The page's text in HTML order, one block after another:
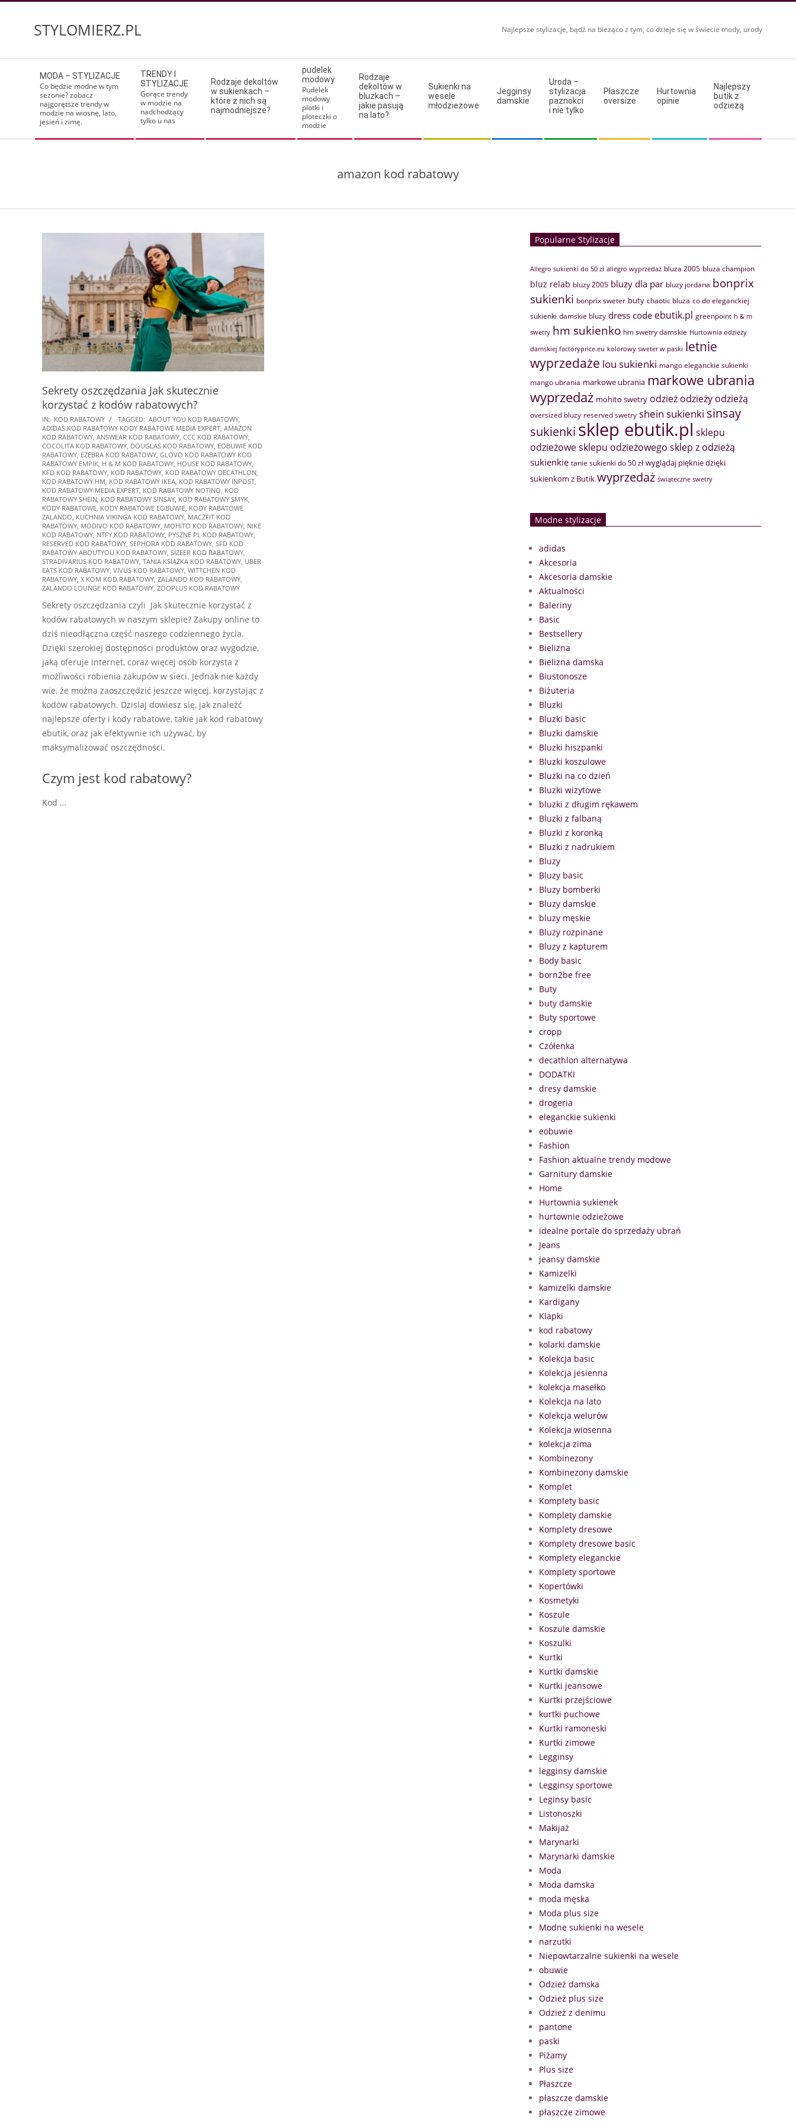
STYLOMIERZ.PL Najlepsze stylizacje, bądź na bieżąco z tym, co dzieje się w świecie mody, urody
Navigation
Menu
MODA – STYLIZACJE
Co będzie modne w tym
sezonie? zobacz
najgorętsze trendy w
modzie na wiosnę, lato,
jesień i zimę.
TRENDY I
STYLIZACJE
Gorące trendy
w modzie na
nadchodzący
tylko u nas
Rodzaje dekoltów
w sukienkach –
które z nich są
najmodniejsze?
pudelek
modowy
Pudelek
modowy
plotki i
ploteczki o
modzie
Rodzaje
dekoltów w
bluzkach –
jakie pasują
na lato?
Sukienki na
wesele
młodzieżowe
Jegginsy
damskie
Uroda –
stylizacja
paznokci
i nie tylko
Płaszcze
oversize
Hurtownia
opinie
Najlepszy
butik z
odzieżą
amazon kod rabatowy
Sekrety oszczędzania Jak skutecznie
korzystać z kodów rabatowych?
2025-
01-
24
IN: KOD RABATOWY TAGGED: ABOUT YOU KOD RABATOWY,
ADIDAS KOD RABATOWY KODY RABATOWE MEDIA EXPERT, AMAZON
KOD RABATOWY, ANSWEAR KOD RABATOWY, CCC KOD RABATOWY,
COCOLITA KOD RABATOWY, DOUGLAS KOD RABATOWY, EOBUWIE KOD
RABATOWY, EZEBRA KOD RABATOWY, GLOVO KOD RABATOWY KOD
RABATOWY EMPIK, H & M KOD RABATOWY, HOUSE KOD RABATOWY,
KFD KOD RABATOWY, KOD RABATOWY, KOD RABATOWY DECATHLON,
KOD RABATOWY HM, KOD RABATOWY IKEA, KOD RABATOWY INPOST,
KOD RABATOWY MEDIA EXPERT, KOD RABATOWY NOTINO, KOD
RABATOWY SHEIN, KOD RABATOWY SINSAY, KOD RABATOWY SMYK,
KODY RABATOWE, KODY RABATOWE EOBUWIE, KODY RABATOWE
ZALANDO, KUCHNIA VIKINGA KOD RABATOWY, MACZFIT KOD
RABATOWY, MODIVO KOD RABATOWY, MOHITO KOD RABATOWY, NIKE
KOD RABATOWY, NTFY KOD RABATOWY, PYSZNE PL KOD RABATOWY,
RESERVED KOD RABATOWY, SEPHORA KOD RABATOWY, SFD KOD
RABATOWY ABOUTYOU KOD RABATOWY, SIZEER KOD RABATOWY,
STRADIVARIUS KOD RABATOWY, TANIA KSIĄŻKA KOD RABATOWY, UBER
EATS KOD RABATOWY, VIVUS KOD RABATOWY, WITTCHEN KOD
RABATOWY, X KOM KOD RABATOWY, ZALANDO KOD RABATOWY,
ZALANDO LOUNGE KOD RABATOWY, ZOOPLUS KOD RABATOWY
Sekrety oszczędzania czyli Jak skutecznie korzystać z
kodów rabatowych w naszym sklepie? Zakupy online to
dziś nieodłączna część naszego codziennego życia.
Dzięki szerokiej dostępności produktów oraz wygodzie,
jaką oferuje internet, coraz więcej osób korzysta z
możliwości robienia zakupów w sieci. Jednak nie każdy
wie, że można zaoszczędzić jeszcze więcej, korzystając z
kodów rabatowych. Dzisiaj dowiesz się, jak znaleźć
najlepsze oferty i kody rabatowe, takie jak kod rabatowy
ebutik, oraz jak efektywnie ich używać, by
maksymalizować oszczędności.
Czym jest kod rabatowy?
Kod …
Popularne Stylizacje
Allegro sukienki do 50 zł allegro wyprzedaż bluza 2005 bluza champion
bluz relab bluzy 2005 bluzy dla par bluzy jordana bonprix
sukienki bonprix sweter buty chaotic bluza co do eleganckiej
sukienki damskie bluzy dress code ebutik.pl greenpoint h & m
swetry hm sukienko hm swetry damskie Hurtownia odzieży
damskiej factoryprice.eu kolorowy sweter w paski letnie
wyprzedaże lou sukienki mango eleganckie sukienki
mango ubrania markowe ubrania markowe ubrania
wyprzedaż mohito swetry odzież odzieży odzieżą
oversized bluzy reserved swetry shein sukienki sinsay
sukienki sklep ebutik.pl sklepu
odzieżowesklepu odzieżowego sklep z odzieżą
sukienkie tanie sukienki do 50 zł wyglądaj pięknie dzięki
sukienkom z Butik wyprzedaż świąteczne swetry
Modne stylizacje
adidas
Akcesoria
Akcesoria damskie
Aktualności
Baleriny
Basic
Bestsellery
Bielizna
Bielizna damska
Biustonosze
Biżuteria
Bluzki
Bluzki basic
Bluzki damskie
Bluzki hiszpanki
Bluzki koszulowe
Bluzki na co dzień
Bluzki wizytowe
bluzki z długim rękawem
Bluzki z falbaną
Bluzki z koronką
Bluzki z nadrukiem
Bluzy
Bluzy basic
Bluzy bomberki
Bluzy damskie
bluzy męskie
Bluzy rozpinane
Bluzy z kapturem
Body basic
born2be free
Buty
buty damskie
Buty sportowe
cropp
Czółenka
decathlon alternatywa
DODATKI
dresy damskie
drogeria
eleganckie sukienki
eobuwie
Fashion
Fashion aktualne trendy modowe
Garnitury damskie
Home
Hurtownia sukienek
hurtownie odzieżowe
idealne portale do sprzedaży ubrań
Jeans
jeansy damskie
Kamizelki
kamizelki damskie
Kardigany
Klapki
kod rabatowy
kolarki damskie
Kolekcja basic
Kolekcja jesienna
kolekcja masełko
Kolekcja na lato
Kolekcja welurów
Kolekcja wiosenna
kolekcja zima
Kombinezony
Kombinezony damskie
Komplet
Komplety basic
Komplety damskie
Komplety dresowe
Komplety dresowe basic
Komplety eleganckie
Komplety sportowe
Kopertówki
Kosmetyki
Koszule
Koszule damskie
Koszulki
Kurtki
Kurtki damskie
Kurtki jeansowe
Kurtki przejściowe
kurtki puchowe
Kurtki ramoneski
Kurtki zimowe
Legginsy
legginsy damskie
Legginsy sportowe
Leginsy basic
Listonoszki
Makijaż
Marynarki
Marynarki damskie
Moda
Moda damska
moda męska
Moda plus size
Modne sukienki na wesele
narzutki
Niepowtarzalne sukienki na wesele
obuwie
Odzież damska
Odzież plus size
Odzież z denimu
pantone
paski
Piżamy
Plus size
Płaszcze
płaszcze damskie
płaszcze zimowe